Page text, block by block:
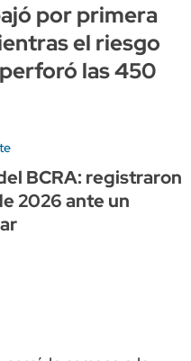
por primera
el riesgo
las 450
BCRA: registraron
2026 ante un